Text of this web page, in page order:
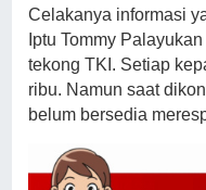
Celakanya informasi
Iptu Tommy
tekong TKI. Setiap
ribu. Namun saat
belum bersedia